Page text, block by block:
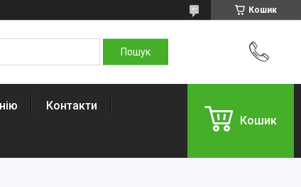
Кошик
Контакти
Кошик